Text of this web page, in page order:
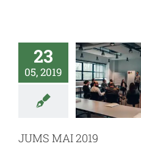
23
05, 2019
MAI
JUMS MAI 2019